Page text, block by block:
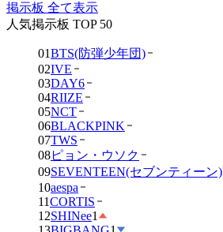
掲示板 全て表示
人気掲示板 TOP 50
01BTS(防弾少年団)
02IVE
03DAY6
04RIIZE
05NCT
06BLACKPINK
07TWS
08ピョン・ウソク
09SEVENTEEN(セブンティーン)
10aespa
11CORTIS
12SHINee1